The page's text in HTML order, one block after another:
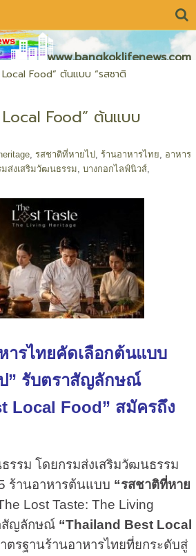
www.bangkoklifenews.com
Food” ต้นแบบ “รสชาติ
Food” ต้นแบบ
, รสชาติที่หายไป ร้านอาหารไทย
อาหาร
มส่งเสริมวัฒนธรรม บางกอกไลฟ์นิวส์,
ารไทยคัดเลือกต้นแบบ
” รับตราสัญลักษณ์
Local Food” สมัครถึง
ม โดยกรมส่งเสริมวัฒนธรรม
ร้านอาหารต้นแบบ “รสชาติที่หาย
Lost Taste: The Living
สัญลักษณ์ “Thailand Best Local
ตรฐานร้านอาหารไทยที่ยกระดับสู่